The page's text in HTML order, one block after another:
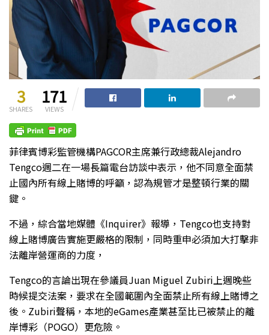
3
SHARES
171
VIEWS
菲律賓博彩監管機構PAGCOR主席兼行政總裁Alejandro
Tengco週二在一場長篇電台訪談中表示，他不同意全面禁
止國內所有線上賭博的呼籲，認為規管才是整頓行業的關
鍵。
不過，綜合當地媒體《Inquirer》報導，Tengco也支持對
線上賭博廣告實施更嚴格的限制，同時重申必須加大打擊非
法離岸營運商的力度，
Tengco的言論出現在參議員Juan Miguel Zubiri上週晚些
時候提交法案，要求在全國範圍內全面禁止所有線上賭博之
後。Zubiri聲稱，本地的eGames產業甚至比已被禁止的離
岸博彩（POGO）更危險。